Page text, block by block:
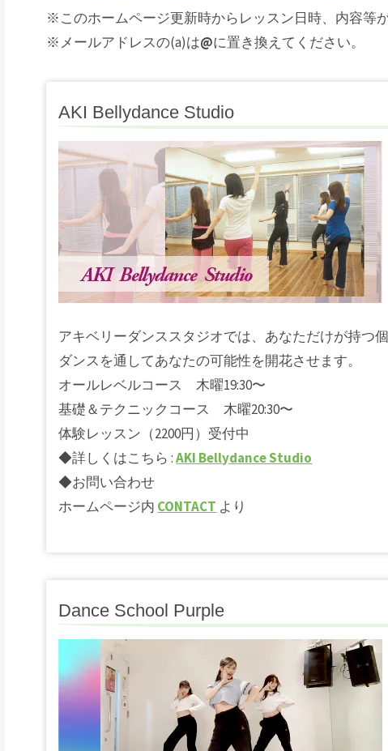
※このホームページ更新時からレッスン日時、内容等
※メールアドレスの(a)は@に置き換えてください。
AKI Bellydance Studio
アキベリーダンススタジオでは、あなただけが持つ
ダンスを通してあなたの可能性を開花させます。
オールレベルコース 木曜19:30〜
基礎＆テクニックコース 木曜20:30〜
体験レッスン（2200円）受付中
◆詳しくはこちら :AKI Bellydance Studio
◆お問い合わせ
ホームページ内 CONTACT より
Dance School Purple